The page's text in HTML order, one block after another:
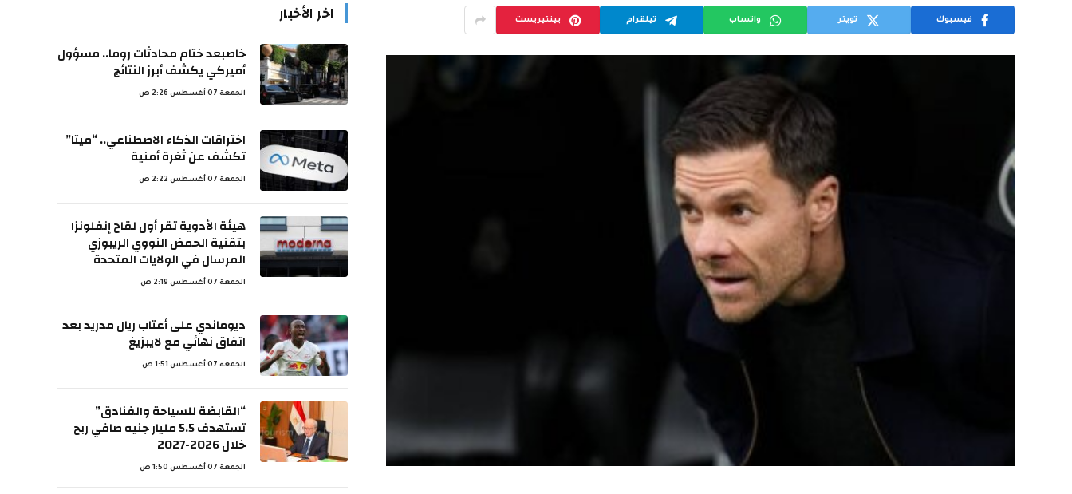
فيسبوك تويتر واتساب تيلقرام بينتيريست اخر الأخبار
خاصبعد ختام محادثات روما.. مسؤول
أميركي يكشف أبرز النتائج
الجمعة 07 أغسطس 2:26 ص
اختراقات الذكاء الاصطناعي.. “ميتا”
تكشف عن ثغرة أمنية
الجمعة 07 أغسطس 2:22 ص
هيئة الأدوية تقر أول لقاح إنفلونزا
بتقنية الحمض النووي الريبوزي
المرسال في الولايات المتحدة
الجمعة 07 أغسطس 2:19 ص
ديوماندي على أعتاب ريال مدريد بعد
اتفاق نهائي مع لايبزيغ
الجمعة 07 أغسطس 1:51 ص
“القابضة للسياحة والفنادق”
تستهدف 5.5 مليار جنيه صافي ربح
خلال 2026-2027
الجمعة 07 أغسطس 1:50 ص